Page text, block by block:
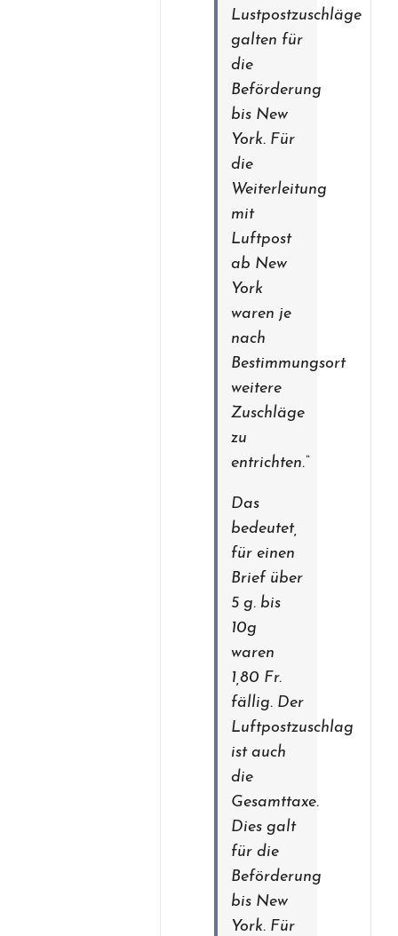
Lustpostzuschläge
galten für
die
Beförderung
bis New
York. Für
die
Weiterleitung
mit
Luftpost
ab New
York
waren je
nach
Bestimmungsort
weitere
Zuschläge
zu
entrichten.“
Das
bedeutet,
für einen
Brief über
5 g. bis
10g
waren
1,80 Fr.
fällig. Der
Luftpostzuschlag
ist auch
die
Gesamttaxe.
Dies galt
für die
Beförderung
bis New
York. Für